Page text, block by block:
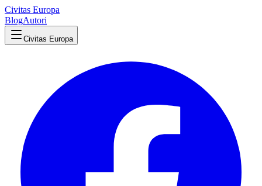
Civitas Europa
BlogAutori
Civitas Europa